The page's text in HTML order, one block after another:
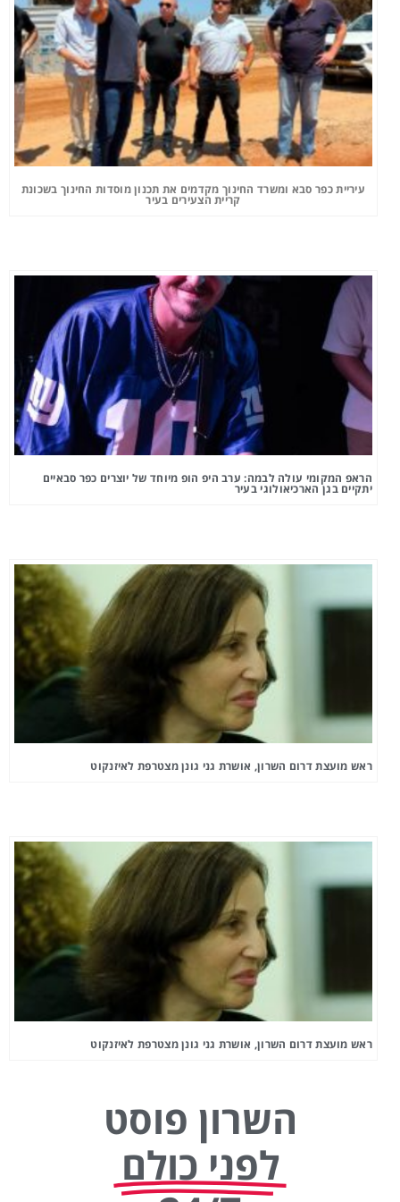
עיריית כפר סבא ומשרד החינוך מקדמים את תכנון מוסדות החינוך בשכונת
קריית הצעירים בעיר
הראפ המקומי עולה לבמה: ערב היפ הופ מיוחד של יוצרים כפר סבאיים
יתקיים בגן הארכיאולוגי בעיר
ראש מועצת דרום השרון, אושרת גני גונן מצטרפת לאיזנקוט
ראש מועצת דרום השרון, אושרת גני גונן מצטרפת לאיזנקוט
השרון פוסט
לפני כולם